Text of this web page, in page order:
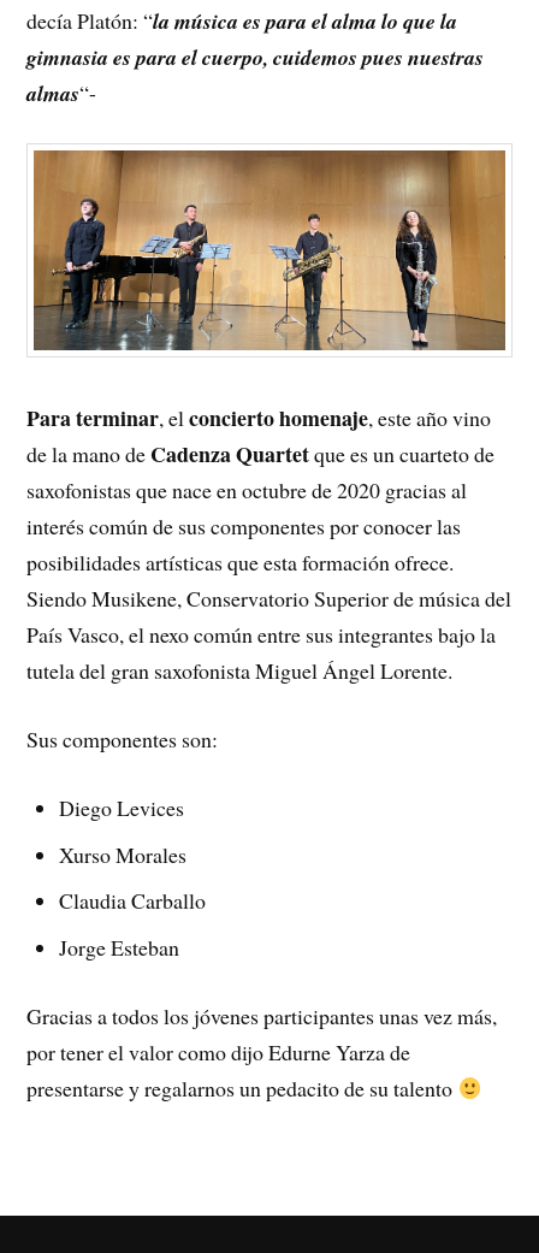
decía Platón: “la música es para el alma lo que la
gimnasia es para el cuerpo, cuidemos pues nuestras
almas“-
Para terminar, elconcierto homenaje, este año vino
de la mano de Cadenza Quartetque es un cuarteto de
saxofonistas que nace en octubre de 2020 gracias al
interés común de sus componentes por conocer las
posibilidades artísticas que esta formación ofrece.
Siendo Musikene, Conservatorio Superior de música del
País Vasco, el nexo común entre sus integrantes bajo la
tutela del gran saxofonista Miguel Ángel Lorente.
Sus componentes son:
Diego Levices
Xurso Morales
Claudia Carballo
Jorge Esteban
Gracias a todos los jóvenes participantes unas vez más,
por tener el valor como dijo Edurne Yarza de
presentarse y regalarnos un pedacito de su talento